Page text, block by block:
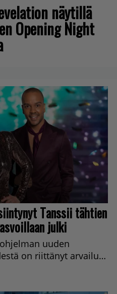
näytillä
Opening Night